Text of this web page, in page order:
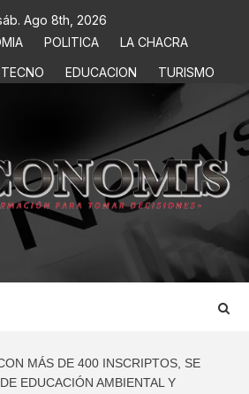
Ago 8th, 2026
POLITICA
LA CHACRA
EDUCACION TURISMO
DECISIONES
MÁS DE 400 INSCRIPTOS, SE
EDUCACIÓN AMBIENTAL Y